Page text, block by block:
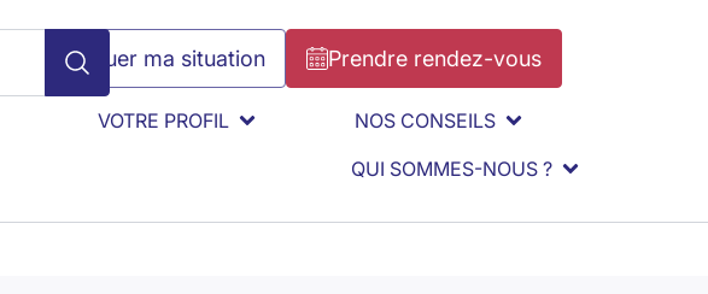
Évaluer ma situation Prendre rendez-vous
VOTRE PROFIL
NOS CONSEILS
QUI SOMMES-NOUS ?